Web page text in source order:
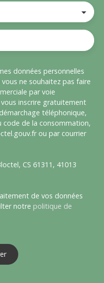
données personnelles
ne souhaitez pas faire
par voie
inscrire gratuitement
téléphonique,
code de la consommation,
ou par courrier
CS 61311, 41013
de vos données
notre politique de